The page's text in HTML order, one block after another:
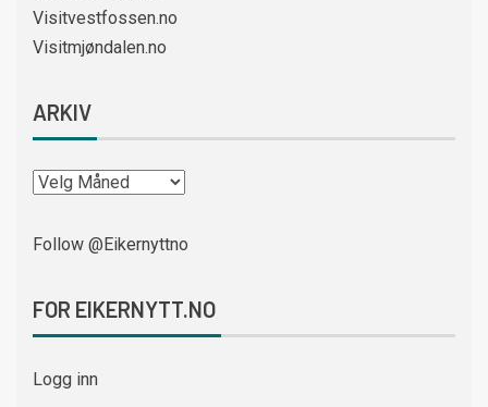
Visitvestfossen.no
Visitmjøndalen.no
ARKIV
Follow @Eikernyttno
FOR EIKERNYTT.NO
Logg inn